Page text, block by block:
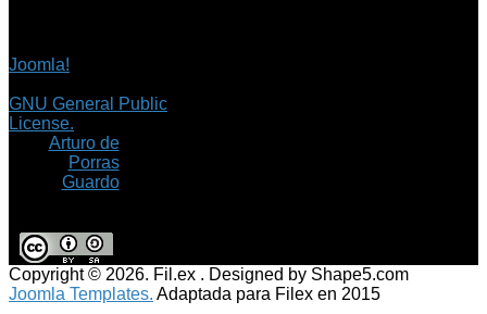
Joomla!
GNU General Public
License.
Arturo de
Porras
Guardo
Copyright © 2026. Fil.ex . Designed by Shape5.com
Joomla Templates. Adaptada para Filex en 2015